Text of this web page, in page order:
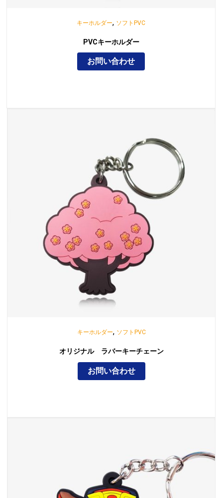
キーホルダー, ソフトPVC
PVCキーホルダー
お問い合わせ
キーホルダー, ソフトPVC
オリジナル ラバーキーチェーン
お問い合わせ